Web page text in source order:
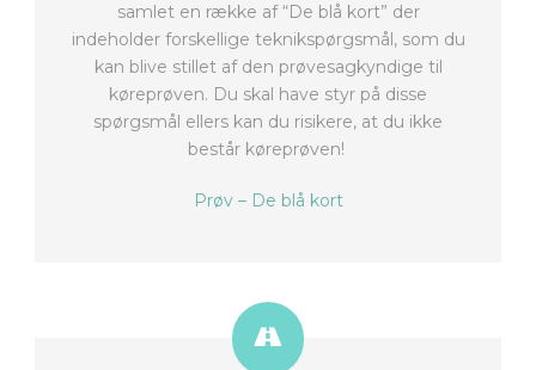
samlet en række af “De blå kort” der
indeholder forskellige teknikspørgsmål, som du
kan blive stillet af den prøvesagkyndige til
køreprøven. Du skal have styr på disse
spørgsmål ellers kan du risikere, at du ikke
består køreprøven!
Prøv – De blå kort